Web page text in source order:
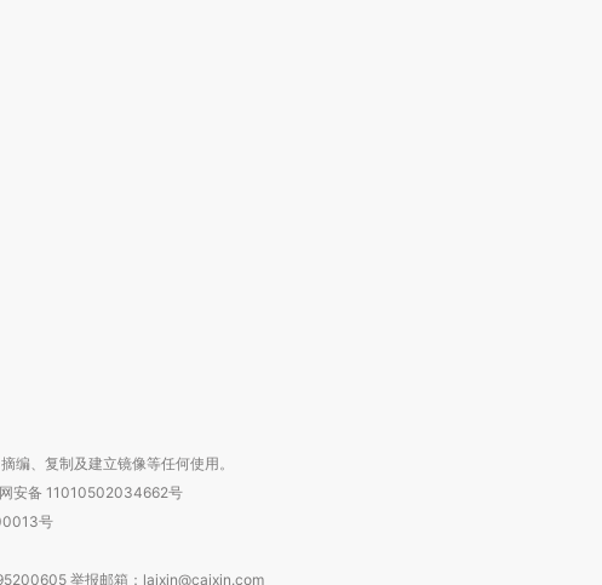
飞行员跨国走私7万
广】走进第四届链博
编、复制及建立镜像等任何使用。
安备 11010502034662号
号
举报邮箱：laixin@caixin.com